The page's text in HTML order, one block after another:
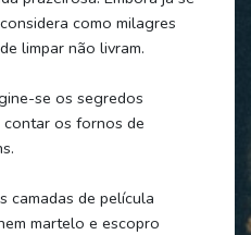
como milagres
limpar não livram.
se os segredos
os fornos de
camadas de película
martelo e escopro